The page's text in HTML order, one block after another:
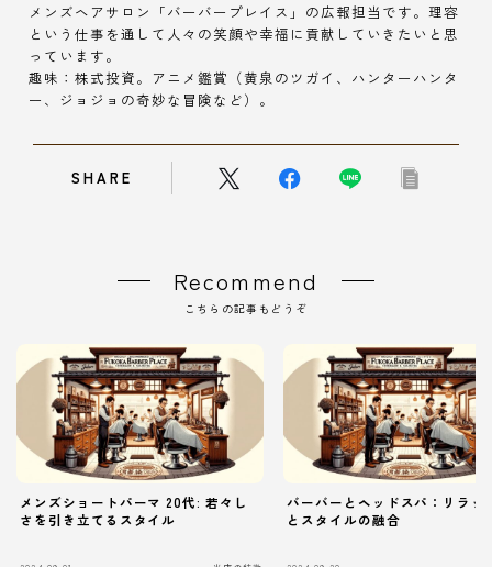
メンズヘアサロン「バーバープレイス」の広報担当です。理容
という仕事を通して人々の笑顔や幸福に貢献していきたいと思
っています。
趣味：株式投資。アニメ鑑賞（黄泉のツガイ、ハンターハンタ
ー、ジョジョの奇妙な冒険など）。
SHARE
Recommend
こちらの記事もどうぞ
メンズショートパーマ 20代: 若々し
さを引き立てるスタイル
バーバーとヘッドスパ：リラッ
とスタイルの融合